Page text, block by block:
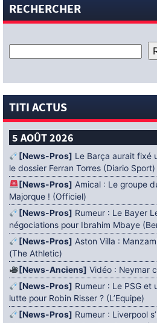
RECHERCHER
TITI ACTUS
5 AOÛT 2026
[News-Pros] Le Barça aurait fixé
le dossier Ferran Torres (Diario Sport)
[News-Pros] Amical : Le groupe
Majorque ! (Officiel)
[News-Pros] Rumeur : Le Bayer
négociations pour Ibrahim Mbaye
[News-Pros] Aston Villa :
(The Athletic)
[News-Anciens] Vidéo : Neymar
[News-Pros] Rumeur : Le PSG et
lutte pour Robin Risser ? (L’Equipe)
[News-Pros] Rumeur : Liverpool